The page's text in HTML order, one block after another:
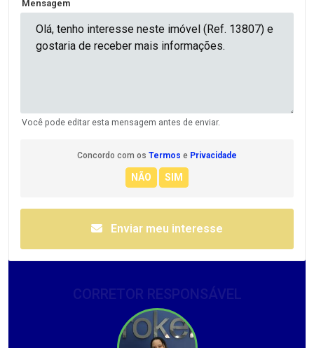
Mensagem
Você pode editar esta mensagem antes de enviar.
Concordo com os Termos e Privacidade
Enviar meu interesse